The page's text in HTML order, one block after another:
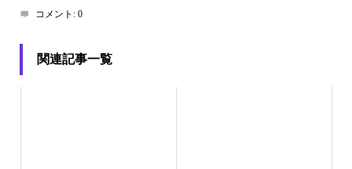
コメント: 0
関連記事一覧